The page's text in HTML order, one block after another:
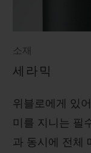
소재
세라믹
위블로에게 있
미를 지니는 필
과 동시에 전체